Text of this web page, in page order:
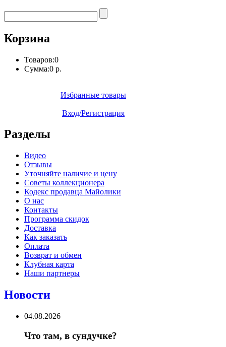
Корзина
Товаров:0
Сумма:0 р.
Избранные товары
Вход/Регистрация
Разделы
Видео
Отзывы
Уточняйте наличие и цену
Советы коллекционера
Кодекс продавца Майолики
О нас
Контакты
Программа скидок
Доставка
Как заказать
Оплата
Возврат и обмен
Клубная карта
Наши партнеры
Новости
04.08.2026
Что там, в сундучке?